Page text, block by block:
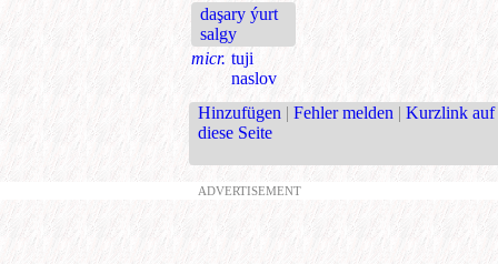
daşary ýurt
salgy
micr. tuji
naslov
Hinzufügen | Fehler melden | Kurzlink auf
diese Seite
ADVERTISEMENT